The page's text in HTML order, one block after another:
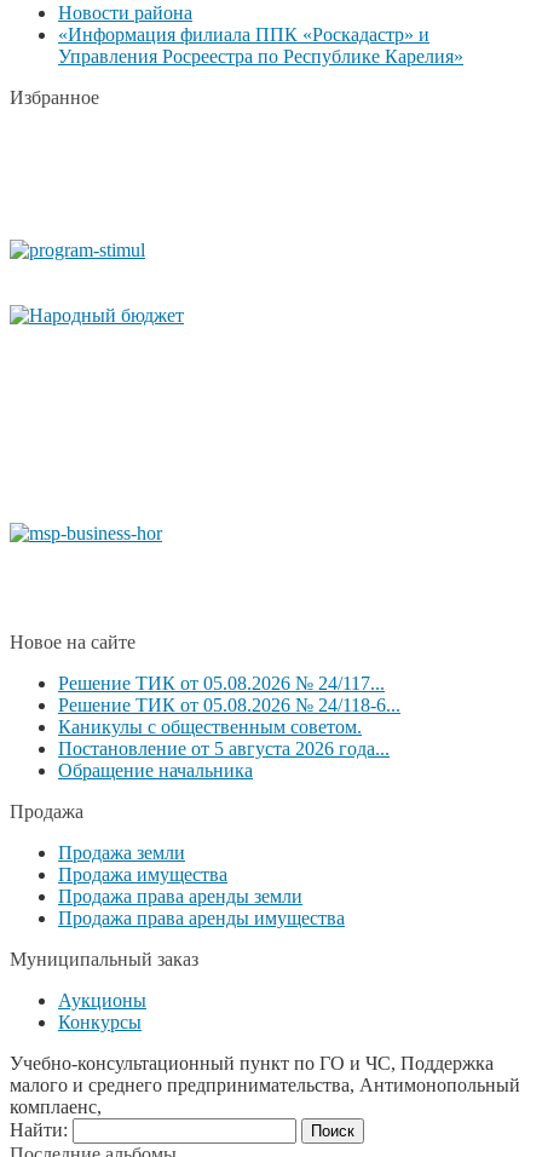
Новости района
«Информация филиала ППК «Роскадастр» и
Управления Росреестра по Республике Карелия»
Избранное
Новое на сайте
Решение ТИК от 05.08.2026 № 24/117...
Решение ТИК от 05.08.2026 № 24/118-6...
Каникулы с общественным советом.
Постановление от 5 августа 2026 года...
Обращение начальника
Продажа
Продажа земли
Продажа имущества
Продажа права аренды земли
Продажа права аренды имущества
Муниципальный заказ
Аукционы
Конкурсы
Учебно-консультационный пункт по ГО и ЧС, Поддержка
малого и среднего предпринимательства, Антимонопольный
комплаенс,
Найти: